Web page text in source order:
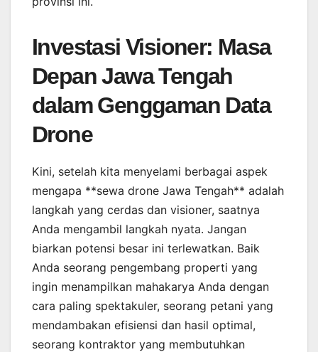
Investasi Visioner: Masa
Depan Jawa Tengah
dalam Genggaman Data
Drone
Kini, setelah kita menyelami berbagai aspek
mengapa **sewa drone Jawa Tengah** adalah
langkah yang cerdas dan visioner, saatnya
Anda mengambil langkah nyata. Jangan
biarkan potensi besar ini terlewatkan. Baik
Anda seorang pengembang properti yang
ingin menampilkan mahakarya Anda dengan
cara paling spektakuler, seorang petani yang
mendambakan efisiensi dan hasil optimal,
seorang kontraktor yang membutuhkan